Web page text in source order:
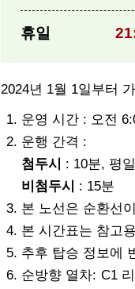
휴일
2024년 1월 1일부터
운영 시간 : 오전
운행 간격 :
첨두시
: 10분, 평
비첨두시
: 15분
본 노선은 순환선
본 시간표는 참고
추후 탑승 정보에
순방향 열차: C1